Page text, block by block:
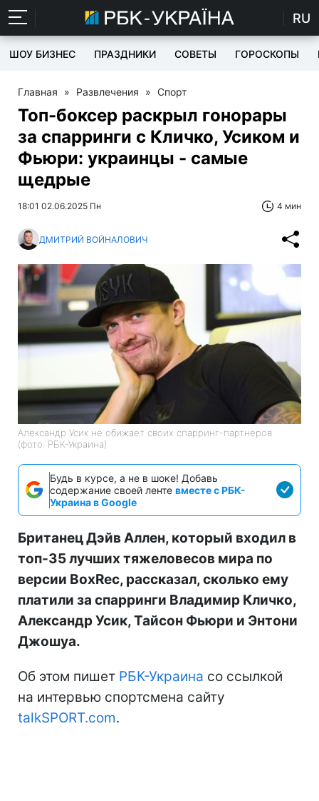
RU
ШОУ БИЗНЕС ПРАЗДНИКИ СОВЕТЫ ГОРОСКОПЫ
Главная » Развлечения » Спорт
Топ-боксер раскрыл гонорары
за спарринги с Кличко, Усиком и
Фьюри: украинцы - самые
щедрые
18:01 02.06.2025 Пн 4 мин
ДМИТРИЙ ВОЙНАЛОВИЧ
Александр Усик не обижает своих спарринг-партнеров
(фото: РБК-Украина)
Будь в курсе, а не в шоке! Добавь
содержание своей ленте вместе с РБК-
Украина в Google
Британец Дэйв Аллен, который входил в
топ-35 лучших тяжеловесов мира по
версии BoxRec, рассказал, сколько ему
платили за спарринги Владимир Кличко,
Александр Усик, Тайсон Фьюри и Энтони
Джошуа.
Об этом пишет РБК-Украина со ссылкой
на интервью спортсмена сайту
talkSPORT.com.